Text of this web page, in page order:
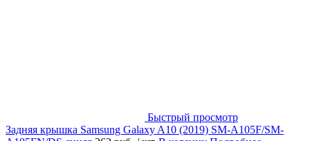
Быстрый просмотр
Задняя крышка Samsung Galaxy A10 (2019) SM-A105F/SM-